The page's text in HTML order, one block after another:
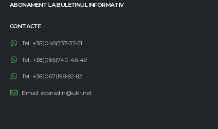
ABONAMENT LA BULETINUL INFORMATIV
CONTACTE
Tel.: +38(048)737-37-51
Tel.: +38(066)740-46-49
Tel.: +38(067)198-82-82
Email: econadin@ukr.net